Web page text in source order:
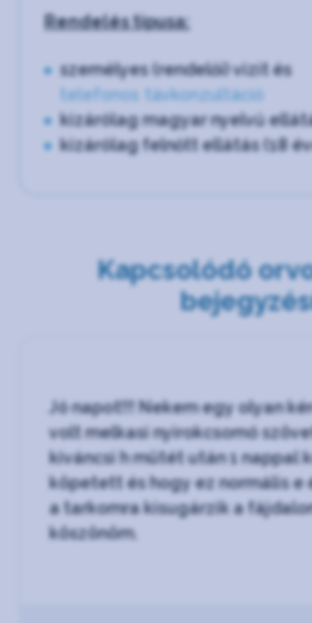
Rendelés típusa:
személyes (rendelői) vizit és
telefonos távkonzultáció
kizárólag magyar nyelvű
kizárólag felnőtt ellátás (18
Kapcsolódó
Jó napot!!! Nekem egy olyan
volt melkasi nyirokcsomó
kiváncsi h mütét után 1 nappal
köpetett és hogy ez normális e
a tarkomra kisugárzik a
köszönöm.